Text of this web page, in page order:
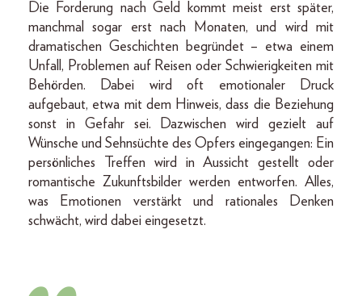
Die Forderung nach Geld kommt meist erst später,
manchmal sogar erst nach Monaten, und wird mit
dramatischen Geschichten begründet – etwa einem
Unfall, Problemen auf Reisen oder Schwierigkeiten mit
Behörden. Dabei wird oft emotionaler Druck
aufgebaut, etwa mit dem Hinweis, dass die Beziehung
sonst in Gefahr sei. Dazwischen wird gezielt auf
Wünsche und Sehnsüchte des Opfers eingegangen: Ein
persönliches Treffen wird in Aussicht gestellt oder
romantische Zukunftsbilder werden entworfen. Alles,
was Emotionen verstärkt und rationales Denken
schwächt, wird dabei eingesetzt.